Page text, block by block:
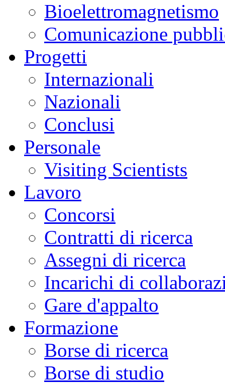
Bioelettromagnetismo
Comunicazione
Progetti
Internazionali
Nazionali
Conclusi
Personale
Visiting Scientists
Lavoro
Concorsi
Contratti di ricerca
Assegni di ricerca
Incarichi di
Gare d'appalto
Formazione
Borse di ricerca
Borse di studio